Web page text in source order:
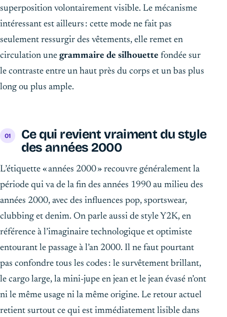
superposition volontairement visible. Le mécanisme
intéressant est ailleurs : cette mode ne fait pas
seulement ressurgir des vêtements, elle remet en
circulation une grammaire de silhouette fondée sur
le contraste entre un haut près du corps et un bas plus
long ou plus ample.
Ce qui revient vraiment du style
des années 2000
L’étiquette « années 2000 » recouvre généralement la
période qui va de la fin des années 1990 au milieu des
années 2000, avec des influences pop, sportswear,
clubbing et denim. On parle aussi de style Y2K, en
référence à l’imaginaire technologique et optimiste
entourant le passage à l’an 2000. Il ne faut pourtant
pas confondre tous les codes : le survêtement brillant,
le cargo large, la mini-jupe en jean et le jean évasé n’ont
ni le même usage ni la même origine. Le retour actuel
retient surtout ce qui est immédiatement lisible dans